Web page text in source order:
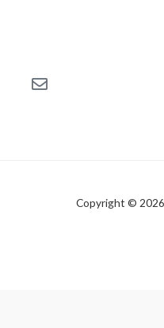
Copyright ©